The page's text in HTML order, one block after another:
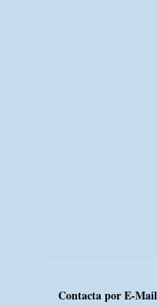
Contacta por E-Mail